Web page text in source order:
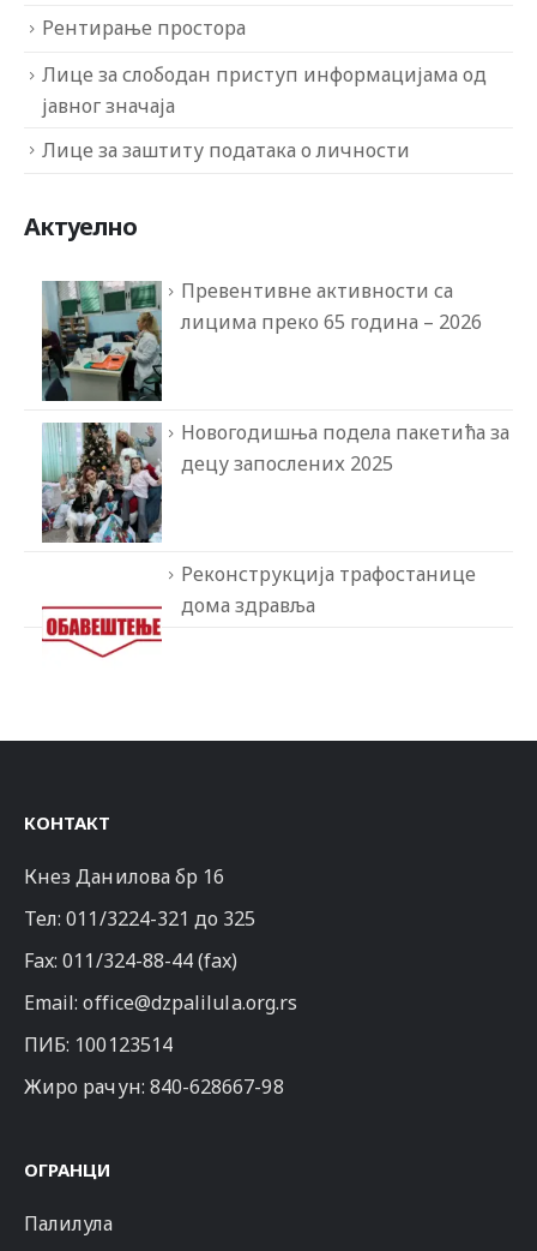
Рентирање простора
Лице за слободан приступ информацијама од
јавног значаја
Лице за заштиту података о личности
Актуелно
Превентивне активности са
лицима преко 65 година – 2026
Новогодишња подела пакетића за
децу запослених 2025
Реконструкција трафостанице
дома здравља
КОНТАКТ
Кнез Данилова бр 16
Тел:011/3224-321 до 325
Fax: 011/324-88-44 (fax)
Email:office@dzpalilula.org.rs
ПИБ: 100123514
Жиро рачун: 840-628667-98
ОГРАНЦИ
Палилула